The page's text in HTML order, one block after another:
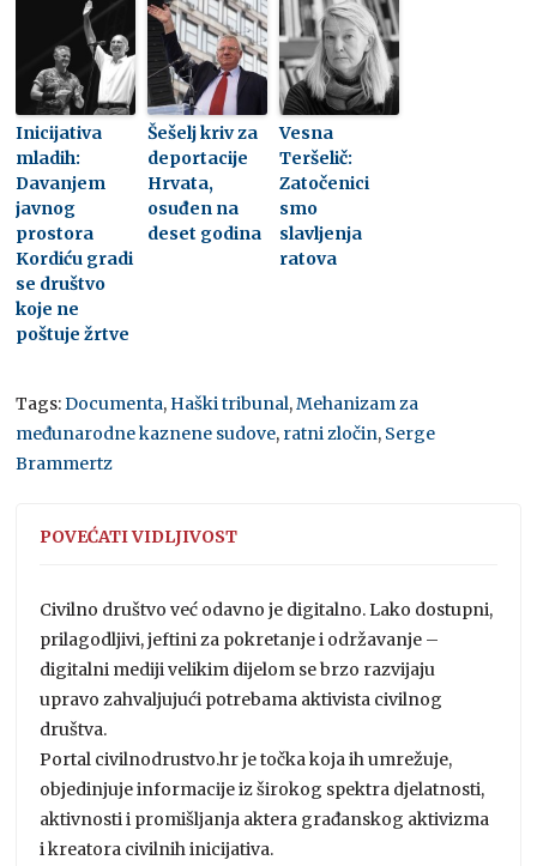
Inicijativa
mladih:
Davanjem
javnog
prostora
Kordiću gradi
se društvo
koje ne
poštuje žrtve
Šešelj kriv za
deportacije
Hrvata,
osuđen na
deset godina
Vesna
Teršelič:
Zatočenici
smo
slavljenja
ratova
Tags:Documenta, Haški tribunal,Mehanizam za
međunarodne kaznene sudove, ratni zločin, Serge
Brammertz
POVEĆATI VIDLJIVOST
Civilno društvo već odavno je digitalno. Lako dostupni,
prilagodljivi, jeftini za pokretanje i održavanje –
digitalni mediji velikim dijelom se brzo razvijaju
upravo zahvaljujući potrebama aktivista civilnog
društva.
Portal civilnodrustvo.hr je točka koja ih umrežuje,
objedinjuje informacije iz širokog spektra djelatnosti,
aktivnosti i promišljanja aktera građanskog aktivizma
i kreatora civilnih inicijativa.